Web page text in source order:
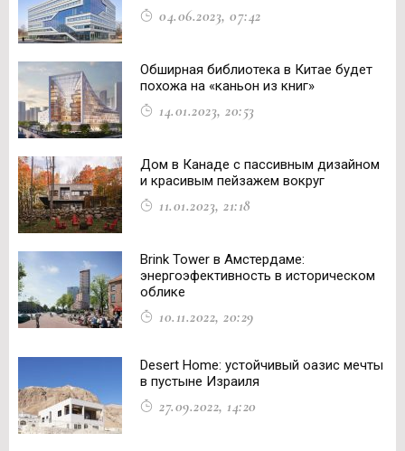
04.06.2023, 07:42
Обширная библиотека в Китае будет
похожа на «каньон из книг»
14.01.2023, 20:53
Дом в Канаде с пассивным дизайном
и красивым пейзажем вокруг
11.01.2023, 21:18
Brink Tower в Амстердаме:
энергоэфективность в историческом
облике
10.11.2022, 20:29
Desert Home: устойчивый оазис мечты
в пустыне Израиля
27.09.2022, 14:20